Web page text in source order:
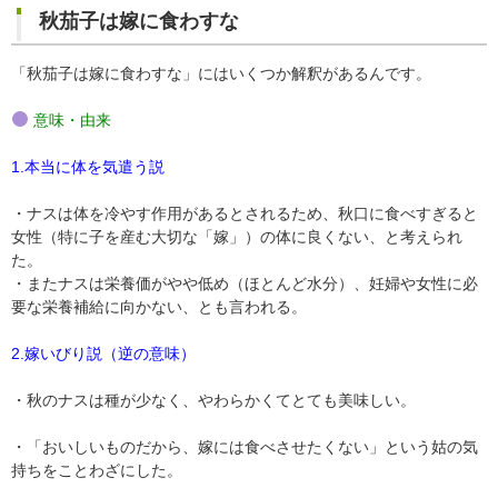
秋茄子は嫁に食わすな
「秋茄子は嫁に食わすな」にはいくつか解釈があるんです。
意味・由来
1. 本当に体を気遣う説
・ナスは体を冷やす作用があるとされるため、秋口に食べすぎると
女性（特に子を産む大切な「嫁」）の体に良くない、と考えられ
た。
・またナスは栄養価がやや低め（ほとんど水分）、妊婦や女性に必
要な栄養補給に向かない、とも言われる。
2. 嫁いびり説（逆の意味）
・秋のナスは種が少なく、やわらかくてとても美味しい。
・「おいしいものだから、嫁には食べさせたくない」という姑の気
持ちをことわざにした。